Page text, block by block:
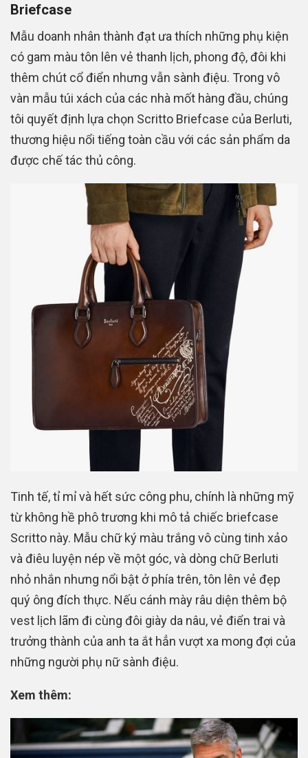
Briefcase
Mẫu doanh nhân thành đạt ưa thích những phụ kiện
có gam màu tôn lên vẻ thanh lịch, phong độ, đôi khi
thêm chút cổ điển nhưng vẫn sành điệu. Trong vô
vàn mẫu túi xách của các nhà mốt hàng đầu, chúng
tôi quyết định lựa chọn Scritto Briefcase của Berluti,
thương hiệu nổi tiếng toàn cầu với các sản phẩm da
được chế tác thủ công.
Tinh tế, tỉ mỉ và hết sức công phu, chính là những mỹ
từ không hề phô trương khi mô tả chiếc briefcase
Scritto này. Mẫu chữ ký màu trắng vô cùng tinh xảo
và điêu luyện nép về một góc, và dòng chữ Berluti
nhỏ nhắn nhưng nổi bật ở phía trên, tôn lên vẻ đẹp
quý ông đích thực. Nếu cánh mày râu diện thêm bộ
vest lịch lãm đi cùng đôi giày da nâu, vẻ điển trai và
trưởng thành của anh ta ắt hẳn vượt xa mong đợi của
những người phụ nữ sành điệu.
Xem thêm: